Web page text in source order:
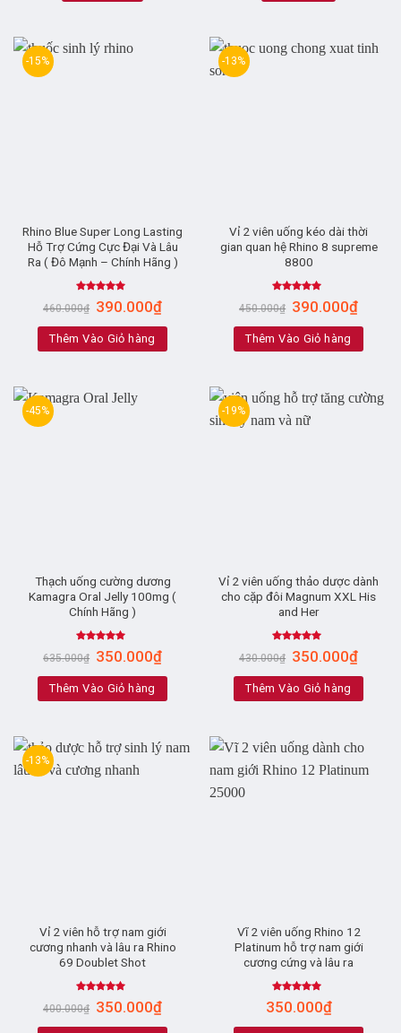
-15%
Rhino Blue Super Long Lasting
Hỗ Trợ Cứng Cực Đại Và Lâu
Ra ( Đô Mạnh – Chính Hãng )
Rated5.00
out of 5
460.000₫ 390.000₫
Thêm Vào Giỏ hàng
-13%
Vỉ 2 viên uống kéo dài thời
gian quan hệ Rhino 8 supreme
8800
Rated4.82
out of 5
450.000₫ 390.000₫
Thêm Vào Giỏ hàng
-45%
Thạch uống cường dương
Kamagra Oral Jelly 100mg (
Chính Hãng )
Rated 5.00
out of 5
635.000₫ 350.000₫
Thêm Vào Giỏ hàng
-19%
Vỉ 2 viên uống thảo dược dành
cho cặp đôi Magnum XXL His
and Her
Rated 5.00
out of 5
430.000₫ 350.000₫
Thêm Vào Giỏ hàng
-13%
Vỉ 2 viên hỗ trợ nam giới
cương nhanh và lâu ra Rhino
69 Doublet Shot
Rated 4.88
out of 5
400.000₫ 350.000₫
Vĩ 2 viên uống Rhino 12
Platinum hỗ trợ nam giới
cương cứng và lâu ra
Rated4.94
out of 5
350.000₫